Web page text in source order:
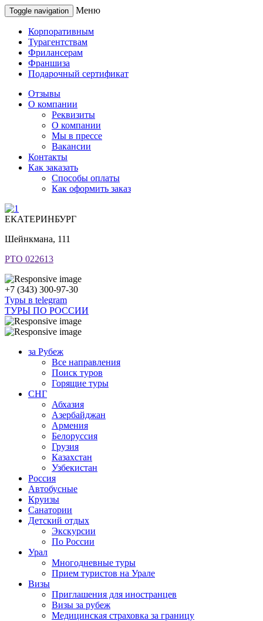
Toggle navigation Меню
Корпоративным
Турагентствам
Фрилансерам
Франшиза
Подарочный сертификат
Отзывы
О компании
Реквизиты
О компании
Мы в прессе
Вакансии
Контакты
Как заказать
Способы оплаты
Как оформить заказ
ЕКАТЕРИНБУРГ
Шейнкмана, 111
РТО 022613
+7 (343) 300-97-30
Туры в telegram
ТУРЫ ПО РОССИИ
за Рубеж
Все направления
Поиск туров
Горящие туры
СНГ
Абхазия
Азербайджан
Армения
Белоруссия
Грузия
Казахстан
Узбекистан
Россия
Автобусные
Круизы
Санатории
Детский отдых
Экскурсии
По России
Урал
Многодневные туры
Прием туристов на Урале
Визы
Приглашения для иностранцев
Визы за рубеж
Медицинская страховка за границу